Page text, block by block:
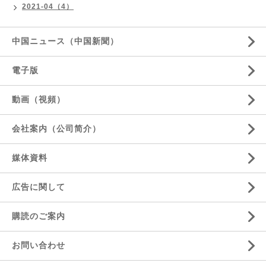
2021-04（4）
中国ニュース（中国新聞）
電子版
動画（視頻）
会社案内（公司简介）
媒体資料
広告に関して
購読のご案内
お問い合わせ